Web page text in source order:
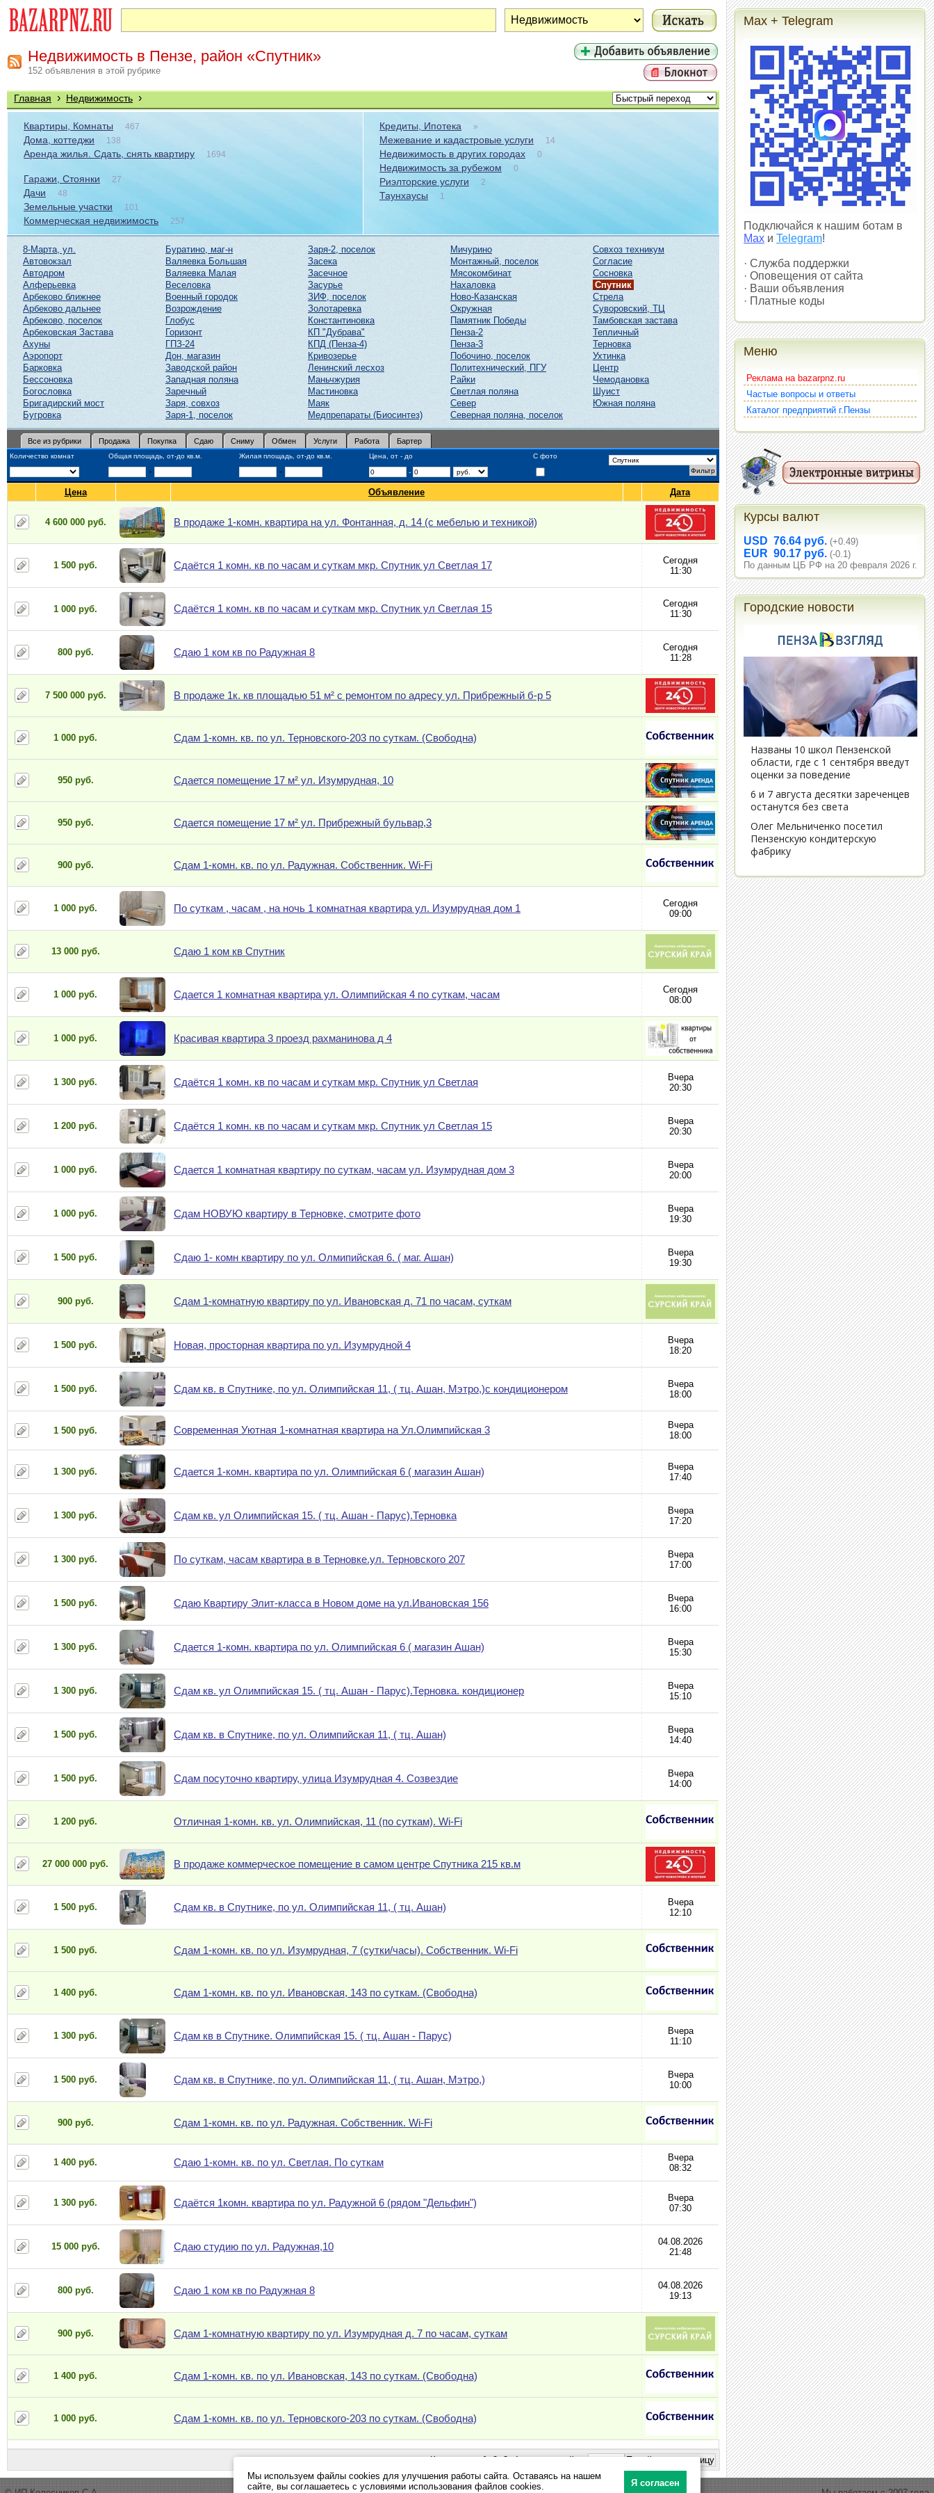
Недвижимость в Пензе, район «Спутник»
152 объявления в этой рубрике
Главная › Недвижимость ›
Квартиры, Комнаты 467
Дома, коттеджи 138
Аренда жилья. Сдать, снять квартиру 1694
Гаражи, Стоянки 27
Дачи 48
Земельные участки 101
Коммерческая недвижимость 257
Кредиты, Ипотека »
Межевание и кадастровые услуги 14
Недвижимость в других городах 0
Недвижимость за рубежом 0
Риэлторские услуги 2
Таунхаусы 1
8-Марта, ул.
Автовокзал
Автодром
Алферьевка
Арбеково ближнее
Арбеково дальнее
Арбеково, поселок
Арбековская Застава
Ахуны
Аэропорт
Барковка
Бессоновка
Богословка
Бригадирский мост
Бугровка
Буратино, маг-н
Валяевка Большая
Валяевка Малая
Веселовка
Военный городок
Возрождение
Глобус
Горизонт
ГПЗ-24
Дон, магазин
Заводской район
Западная поляна
Заречный
Заря, совхоз
Заря-1, поселок
Заря-2, поселок
Засека
Засечное
Засурье
ЗИФ, поселок
Золотаревка
Константиновка
КП "Дубрава"
КПД (Пенза-4)
Кривозерье
Ленинский лесхоз
Маньчжурия
Мастиновка
Маяк
Медпрепараты (Биосинтез)
Мичурино
Монтажный, поселок
Мясокомбинат
Нахаловка
Ново-Казанская
Окружная
Памятник Победы
Пенза-2
Пенза-3
Побочино, поселок
Политехнический, ПГУ
Райки
Светлая поляна
Север
Северная поляна, поселок
Совхоз техникум
Согласие
Сосновка
Спутник
Стрела
Суворовский, ТЦ
Тамбовская застава
Тепличный
Терновка
Ухтинка
Центр
Чемодановка
Шуист
Южная поляна
Все из рубрики Продажа Покупка Сдаю Сниму Обмен Услуги Работа Бартер
Количество комнат Общая площадь, от-до кв.м. Жилая площадь, от-до кв.м. Цена, от - до С фото
- - -
Цена Объявление Дата
4 600 000 руб. В продаже 1-комн. квартира на ул. Фонтанная, д. 14 (с мебелью и техникой)
1 500 руб. Сдаётся 1 комн. кв по часам и суткам мкр. Спутник ул Светлая 17
Сегодня
11:30
1 000 руб. Сдаётся 1 комн. кв по часам и суткам мкр. Спутник ул Светлая 15
Сегодня
11:30
800 руб. Сдаю 1 ком кв по Радужная 8
Сегодня
11:28
7 500 000 руб. В продаже 1к. кв площадью 51 м² с ремонтом по адресу ул. Прибрежный б-р 5
1 000 руб. Сдам 1-комн. кв. по ул. Терновского-203 по суткам. (Свободна)
950 руб. Сдается помещение 17 м² ул. Изумрудная, 10
950 руб. Сдается помещение 17 м² ул. Прибрежный бульвар,3
900 руб. Сдам 1-комн. кв. по ул. Радужная. Собственник. Wi-Fi
1 000 руб. По суткам , часам , на ночь 1 комнатная квартира ул. Изумрудная дом 1
Сегодня
09:00
13 000 руб. Сдаю 1 ком кв Спутник
1 000 руб. Сдается 1 комнатная квартира ул. Олимпийская 4 по суткам, часам
Сегодня
08:00
1 000 руб. Красивая квартира 3 проезд рахманинова д 4
1 300 руб. Сдаётся 1 комн. кв по часам и суткам мкр. Спутник ул Светлая
Вчера
20:30
1 200 руб. Сдаётся 1 комн. кв по часам и суткам мкр. Спутник ул Светлая 15
Вчера
20:30
1 000 руб. Сдается 1 комнатная квартиру по суткам, часам ул. Изумрудная дом 3
Вчера
20:00
1 000 руб. Сдам НОВУЮ квартиру в Терновке, смотрите фото
Вчера
19:30
1 500 руб. Сдаю 1- комн квартиру по ул. Олмипийская 6. ( маг. Ашан)
Вчера
19:30
900 руб. Сдам 1-комнатную квартиру по ул. Ивановская д. 71 по часам, суткам
1 500 руб. Новая, просторная квартира по ул. Изумрудной 4
Вчера
18:20
1 500 руб. Сдам кв. в Спутнике, по ул. Олимпийская 11, ( тц. Ашан, Мэтро,)с кондиционером
Вчера
18:00
1 500 руб. Современная Уютная 1-комнатная квартира на Ул.Олимпийская 3
Вчера
18:00
1 300 руб. Сдается 1-комн. квартира по ул. Олимпийская 6 ( магазин Ашан)
Вчера
17:40
1 300 руб. Сдам кв. ул Олимпийская 15. ( тц. Ашан - Парус).Терновка
Вчера
17:20
1 300 руб. По суткам, часам квартира в в Терновке.ул. Терновского 207
Вчера
17:00
1 500 руб. Сдаю Квартиру Элит-класса в Новом доме на ул.Ивановская 156
Вчера
16:00
1 300 руб. Сдается 1-комн. квартира по ул. Олимпийская 6 ( магазин Ашан)
Вчера
15:30
1 300 руб. Сдам кв. ул Олимпийская 15. ( тц. Ашан - Парус).Терновка. кондиционер
Вчера
15:10
1 500 руб. Сдам кв. в Спутнике, по ул. Олимпийская 11, ( тц. Ашан)
Вчера
14:40
1 500 руб. Сдам посуточно квартиру, улица Изумрудная 4. Созвездие
Вчера
14:00
1 200 руб. Отличная 1-комн. кв. ул. Олимпийская, 11 (по суткам). Wi-Fi
27 000 000 руб. В продаже коммерческое помещение в самом центре Спутника 215 кв.м
1 500 руб. Сдам кв. в Спутнике, по ул. Олимпийская 11, ( тц. Ашан)
Вчера
12:10
1 500 руб. Сдам 1-комн. кв. по ул. Изумрудная, 7 (сутки/часы). Собственник. Wi-Fi
1 400 руб. Сдам 1-комн. кв. по ул. Ивановская, 143 по суткам. (Свободна)
1 300 руб. Сдам кв в Спутнике. Олимпийская 15. ( тц. Ашан - Парус)
Вчера
11:10
1 500 руб. Сдам кв. в Спутнике, по ул. Олимпийская 11, ( тц. Ашан, Мэтро,)
Вчера
10:00
900 руб. Сдам 1-комн. кв. по ул. Радужная. Собственник. Wi-Fi
1 400 руб. Сдаю 1-комн. кв. по ул. Светлая. По суткам
Вчера
08:32
1 300 руб. Сдаётся 1комн. квартира по ул. Радужной 6 (рядом "Дельфин")
Вчера
07:30
15 000 руб. Сдаю студию по ул. Радужная,10
04.08.2026
21:48
800 руб. Сдаю 1 ком кв по Радужная 8
04.08.2026
19:13
900 руб. Сдам 1-комнатную квартиру по ул. Изумрудная д. 7 по часам, суткам
1 400 руб. Сдам 1-комн. кв. по ул. Ивановская, 143 по суткам. (Свободна)
1 000 руб. Сдам 1-комн. кв. по ул. Терновского-203 по суткам. (Свободна)
К странице:1,2,3,4 следующей
Max + Telegram
Подключайся к нашим ботам в
Max и Telegram!
· Служба поддержки
· Оповещения от сайта
· Ваши объявления
· Платные коды
Меню
Реклама на bazarpnz.ru
Частые вопросы и ответы
Каталог предприятий г.Пензы
Курсы валют
USD 76.64 руб. (+0.49)
EUR 90.17 руб. (-0.1)
По данным ЦБ РФ на 20 февраля 2026 г.
Городские новости
Мы используем файлы cookies для улучшения работы сайта. Оставаясь на нашем
сайте, вы соглашаетесь с условиями использования файлов cookies.
Я согласен